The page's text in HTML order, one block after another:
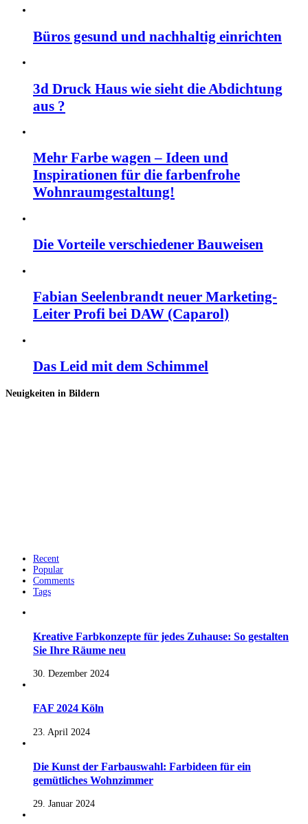
Büros gesund und nachhaltig einrichten
3d Druck Haus wie sieht die Abdichtung
aus ?
Mehr Farbe wagen – Ideen und
Inspirationen für die farbenfrohe
Wohnraumgestaltung!
Die Vorteile verschiedener Bauweisen
Fabian Seelenbrandt neuer Marketing-
Leiter Profi bei DAW (Caparol)
Das Leid mit dem Schimmel
Neuigkeiten in Bildern
Recent
Popular
Comments
Tags
Kreative Farbkonzepte für jedes Zuhause: So gestalten
Sie Ihre Räume neu
30. Dezember 2024
FAF 2024 Köln
23. April 2024
Die Kunst der Farbauswahl: Farbideen für ein
gemütliches Wohnzimmer
29. Januar 2024